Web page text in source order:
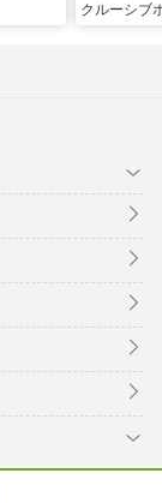
クルーシブ